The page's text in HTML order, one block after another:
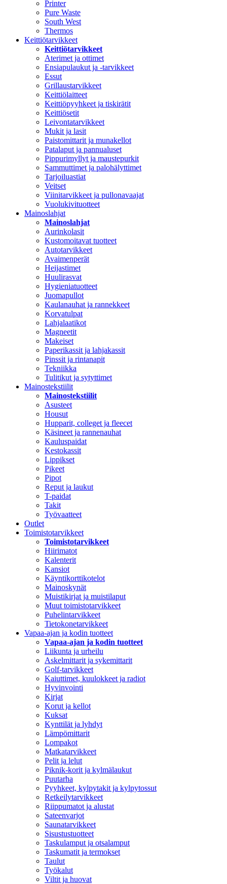
Printer
Pure Waste
South West
Thermos
Keittiötarvikkeet
Keittiötarvikkeet
Aterimet ja ottimet
Ensiapulaukut ja -tarvikkeet
Essut
Grillaustarvikkeet
Keittiölaitteet
Keittiöpyyhkeet ja tiskirätit
Keittiösetit
Leivontatarvikkeet
Mukit ja lasit
Paistomittarit ja munakellot
Patalaput ja pannualuset
Pippurimyllyt ja maustepurkit
Sammuttimet ja palohälyttimet
Tarjoiluastiat
Veitset
Viinitarvikkeet ja pullonavaajat
Vuolukivituotteet
Mainoslahjat
Mainoslahjat
Aurinkolasit
Kustomoitavat tuotteet
Autotarvikkeet
Avaimenperät
Heijastimet
Huulirasvat
Hygieniatuotteet
Juomapullot
Kaulanauhat ja rannekkeet
Korvatulpat
Lahjalaatikot
Magneetit
Makeiset
Paperikassit ja lahjakassit
Pinssit ja rintanapit
Tekniikka
Tulitikut ja sytyttimet
Mainostekstiilit
Mainostekstiilit
Asusteet
Housut
Hupparit, colleget ja fleecet
Käsineet ja rannenauhat
Kauluspaidat
Kestokassit
Lippikset
Pikeet
Pipot
Reput ja laukut
T-paidat
Takit
Työvaatteet
Outlet
Toimistotarvikkeet
Toimistotarvikkeet
Hiirimatot
Kalenterit
Kansiot
Käyntikorttikotelot
Mainoskynät
Muistikirjat ja muistilaput
Muut toimistotarvikkeet
Puhelintarvikkeet
Tietokonetarvikkeet
Vapaa-ajan ja kodin tuotteet
Vapaa-ajan ja kodin tuotteet
Liikunta ja urheilu
Askelmittarit ja sykemittarit
Golf-tarvikkeet
Kaiuttimet, kuulokkeet ja radiot
Hyvinvointi
Kirjat
Korut ja kellot
Kuksat
Kynttilät ja lyhdyt
Lämpömittarit
Lompakot
Matkatarvikkeet
Pelit ja lelut
Piknik-korit ja kylmälaukut
Puutarha
Pyyhkeet, kylpytakit ja kylpytossut
Retkeilytarvikkeet
Riippumatot ja alustat
Sateenvarjot
Saunatarvikkeet
Sisustustuotteet
Taskulamput ja otsalamput
Taskumatit ja termokset
Taulut
Työkalut
Viltit ja huovat